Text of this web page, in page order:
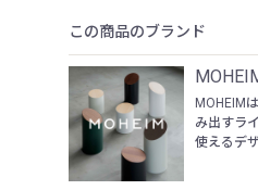
この商品のブランド
MOHEIM
み出すラ
使えるデ